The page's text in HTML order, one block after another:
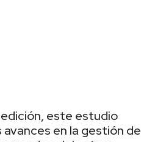
este estudio
en la gestión de